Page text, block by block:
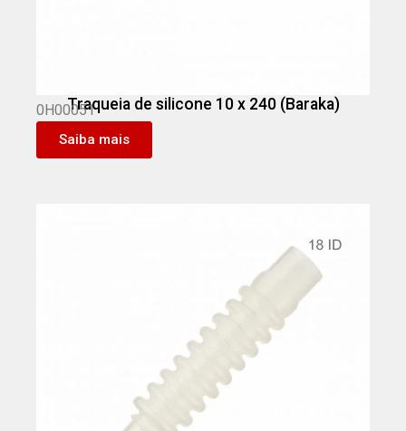
Traqueia de silicone 10 x 240 (Baraka)
0H00051
Saiba mais